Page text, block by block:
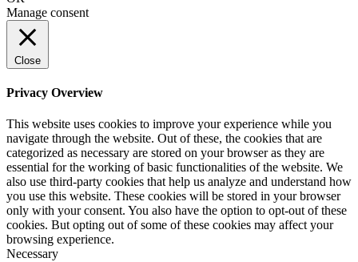
Manage consent
Close
Privacy Overview
This website uses cookies to improve your experience while you
navigate through the website. Out of these, the cookies that are
categorized as necessary are stored on your browser as they are
essential for the working of basic functionalities of the website. We
also use third-party cookies that help us analyze and understand how
you use this website. These cookies will be stored in your browser
only with your consent. You also have the option to opt-out of these
cookies. But opting out of some of these cookies may affect your
browsing experience.
Necessary